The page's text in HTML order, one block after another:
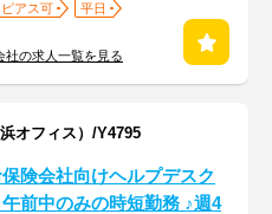
ピアス可
平日
社の求人一覧を見る
オフィス）/Y4795
保険会社向けヘルプデスク
前中のみの時短勤務 ♪週4